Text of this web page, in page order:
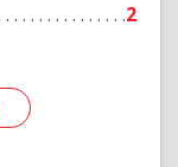
2
Подробнее